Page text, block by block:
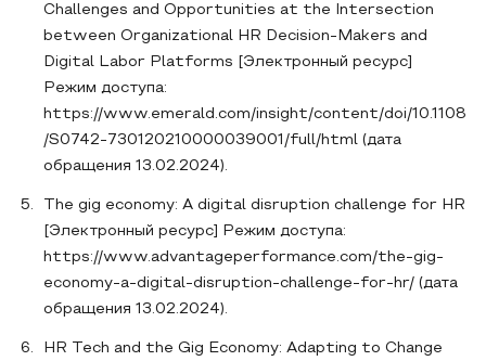
Challenges and Opportunities at the Intersection
between Organizational HR Decision-Makers and
Digital Labor Platforms [Электронный ресурс]
Режим доступа:
https://www.emerald.com/insight/content/doi/10.1108
/S0742-730120210000039001/full/html (дата
обращения 13.02.2024).
The gig economy: A digital disruption challenge for HR
[Электронный ресурс] Режим доступа:
https://www.advantageperformance.com/the-gig-
economy-a-digital-disruption-challenge-for-hr/ (дата
обращения 13.02.2024).
HR Tech and the Gig Economy: Adapting to Change